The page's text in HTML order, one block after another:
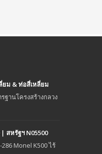
ยม & ท่อสี่เหลี่ยม
ฐานโครงสร้างกลวง
สหรัฐฯ N05500
286 Monel K500 ไร้